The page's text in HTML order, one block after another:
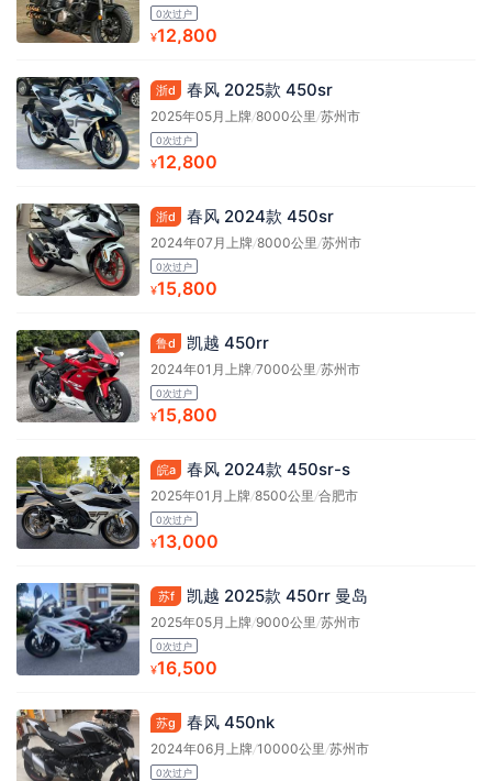
0次过户
¥12,800
浙d 春风 2025款 450sr
2025年05月上牌/8000公里 /苏州市
0次过户
¥12,800
浙d 春风 2024款 450sr
2024年07月上牌/8000公里 /苏州市
0次过户
¥15,800
鲁d 凯越 450rr
2024年01月上牌/7000公里 /苏州市
0次过户
¥15,800
皖a 春风 2024款 450sr-s
2025年01月上牌/8500公里 /合肥市
0次过户
¥13,000
苏f 凯越 2025款 450rr 曼岛
2025年05月上牌/9000公里 /苏州市
0次过户
¥16,500
苏g 春风 450nk
2024年06月上牌/10000公里 /苏州市
0次过户